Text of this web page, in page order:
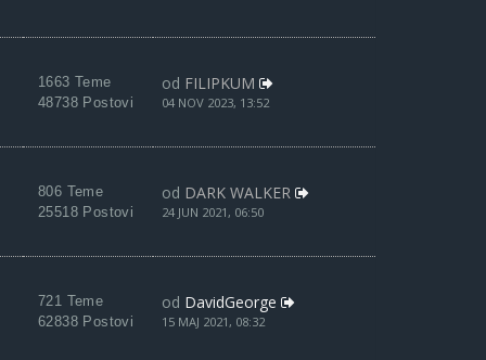
1663 Teme
48738 Postovi
od FILIPKUM
04 NOV 2023, 13:52
806 Teme
25518 Postovi
od DARK WALKER
24 JUN 2021, 06:50
721 Teme
62838 Postovi
od DavidGeorge
15 MAJ 2021, 08:32